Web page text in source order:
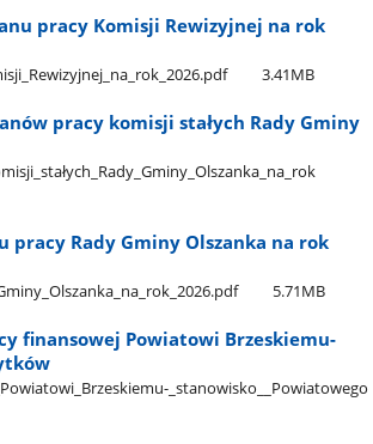
pracy Komisji Rewizyjnej na rok
3.41MB
pracy komisji stałych Rady Gminy
Rady Gminy Olszanka na rok
5.71MB
finansowej Powiatowi Brzeskiemu-
​_stanowisko​_​_Powiatowego​